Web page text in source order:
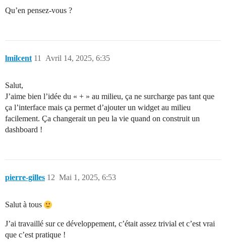
Qu’en pensez-vous ?
lmilcent Avril 14, 2025, 6:35
11
Salut,
J’aime bien l’idée du « + » au milieu, ça ne surcharge pas tant que
ça l’interface mais ça permet d’ajouter un widget au milieu
facilement. Ça changerait un peu la vie quand on construit un
dashboard !
pierre-gilles Mai 1, 2025, 6:53
12
Salut à tous
J’ai travaillé sur ce développement, c’était assez trivial et c’est vrai
que c’est pratique !